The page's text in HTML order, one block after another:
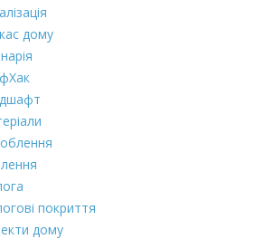
дому
покриття
дому